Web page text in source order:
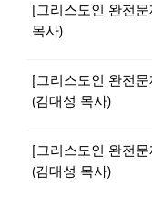
[그리스도인 완전
목사)
[그리스도인 완전
(김대성 목사)
[그리스도인 완전
(김대성 목사)